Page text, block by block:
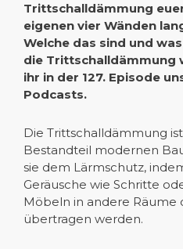
Trittschalldämmung
eigenen vier Wänden
Welche das sind und
die Trittschalldämmung
ihr in der 127. Episode
Podcasts.
Die Trittschalldämmung
Bestandteil modernen
sie dem Lärmschutz,
Geräusche wie Schritte
Möbeln in andere Räume
übertragen werden.